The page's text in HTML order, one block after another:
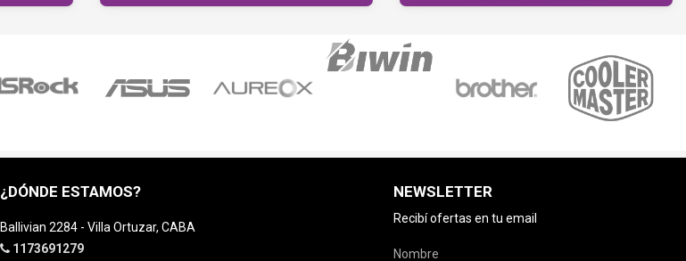
¿DÓNDE ESTAMOS?
Ballivian 2284 - Villa Ortuzar, CABA
1173691279
NEWSLETTER
Recibí ofertas en tu email